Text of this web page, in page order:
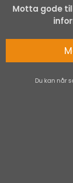
Motta gode
Du kan når